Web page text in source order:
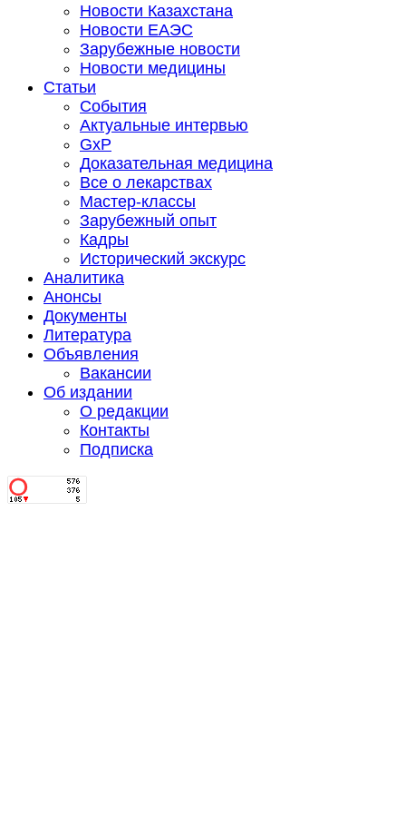
Новости Казахстана
Новости ЕАЭС
Зарубежные новости
Новости медицины
Статьи
События
Актуальные интервью
GxP
Доказательная медицина
Все о лекарствах
Мастер-классы
Зарубежный опыт
Кадры
Исторический экскурс
Аналитика
Анонсы
Документы
Литература
Объявления
Вакансии
Об издании
О редакции
Контакты
Подписка